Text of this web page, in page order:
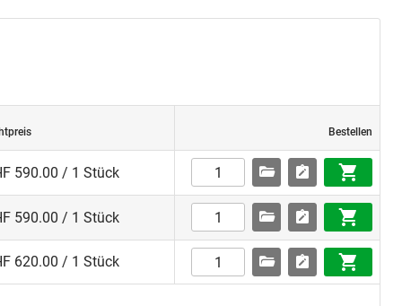
Bestellen
590.00 / 1 Stück
590.00 / 1 Stück
620.00 / 1 Stück